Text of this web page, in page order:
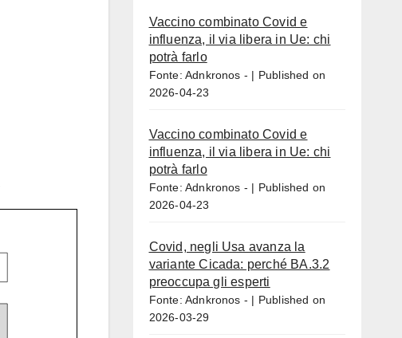
Vaccino combinato Covid e
influenza, il via libera in Ue: chi
potrà farlo
Fonte: Adnkronos -
Published on
2026-04-23
Vaccino combinato Covid e
influenza, il via libera in Ue: chi
potrà farlo
Fonte: Adnkronos -
Published on
2026-04-23
Covid, negli Usa avanza la
variante Cicada: perché BA.3.2
preoccupa gli esperti
Fonte: Adnkronos -
Published on
2026-03-29